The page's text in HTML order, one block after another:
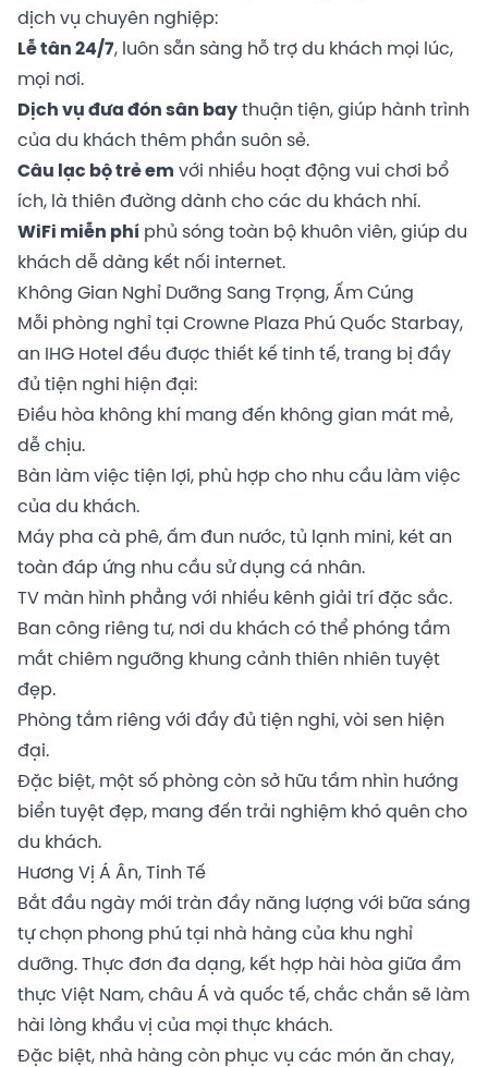
dịch vụ chuyên nghiệp:
Lễ tân 24/7, luôn sẵn sàng hỗ trợ du khách mọi lúc,
mọi nơi.
Dịch vụ đưa đón sân bay thuận tiện, giúp hành trình
của du khách thêm phần suôn sẻ.
Câu lạc bộ trẻ em với nhiều hoạt động vui chơi bổ
ích, là thiên đường dành cho các du khách nhí.
WiFi miễn phí phủ sóng toàn bộ khuôn viên, giúp du
khách dễ dàng kết nối internet.
Không Gian Nghỉ Dưỡng Sang Trọng, Ấm Cúng
Mỗi phòng nghỉ tại Crowne Plaza Phú Quốc Starbay,
an IHG Hotel đều được thiết kế tinh tế, trang bị đầy
đủ tiện nghi hiện đại:
Điều hòa không khí mang đến không gian mát mẻ,
dễ chịu.
Bàn làm việc tiện lợi, phù hợp cho nhu cầu làm việc
của du khách.
Máy pha cà phê, ấm đun nước, tủ lạnh mini, két an
toàn đáp ứng nhu cầu sử dụng cá nhân.
TV màn hình phẳng với nhiều kênh giải trí đặc sắc.
Ban công riêng tư, nơi du khách có thể phóng tầm
mắt chiêm ngưỡng khung cảnh thiên nhiên tuyệt
đẹp.
Phòng tắm riêng với đầy đủ tiện nghi, vòi sen hiện
đại.
Đặc biệt, một số phòng còn sở hữu tầm nhìn hướng
biển tuyệt đẹp, mang đến trải nghiệm khó quên cho
du khách.
Hương Vị Á Ân, Tinh Tế
Bắt đầu ngày mới tràn đầy năng lượng với bữa sáng
tự chọn phong phú tại nhà hàng của khu nghỉ
dưỡng. Thực đơn đa dạng, kết hợp hài hòa giữa ẩm
thực Việt Nam, châu Á và quốc tế, chắc chắn sẽ làm
hài lòng khẩu vị của mọi thực khách.
Đặc biệt, nhà hàng còn phục vụ các món ăn chay,